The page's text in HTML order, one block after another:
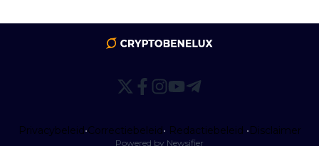
Privacybeleid•Correctiebeleid• Redactiebeleid •Disclaimer
Powered by Newsifier